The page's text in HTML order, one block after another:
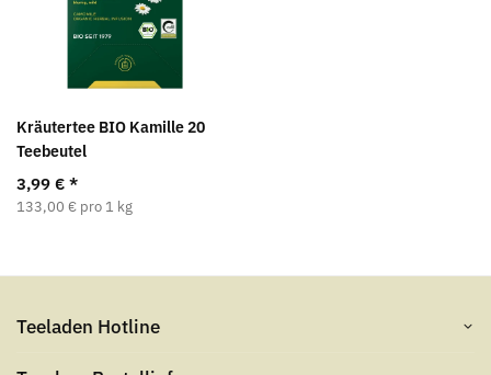
Kräutertee BIO Kamille 20
Teebeutel
3,99 € *
133,00 € pro 1 kg
Teeladen Hotline